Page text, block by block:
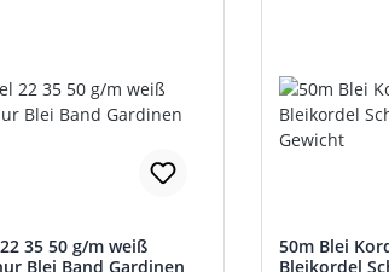
35 50 g/m weiß
Blei Band Gardinen
50m Blei
Bleikordel